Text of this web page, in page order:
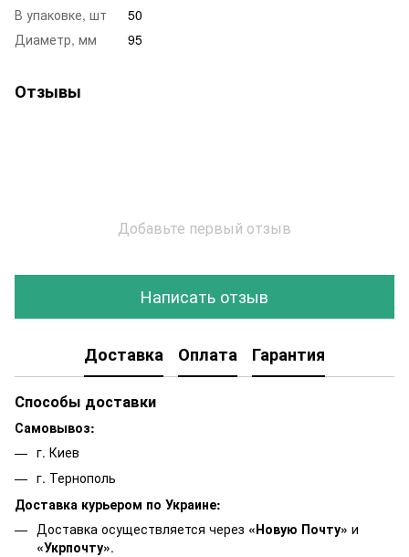
В упаковке, шт
50
Диаметр, мм
95
Отзывы
Добавьте первый отзыв
Написать отзыв
Доставка Оплата Гарантия
Способы доставки
Самовывоз:
г. Киев
г. Тернополь
Доставка курьером по Украине:
Доставка осуществляется через «Новую Почту» и
«Укрпочту».